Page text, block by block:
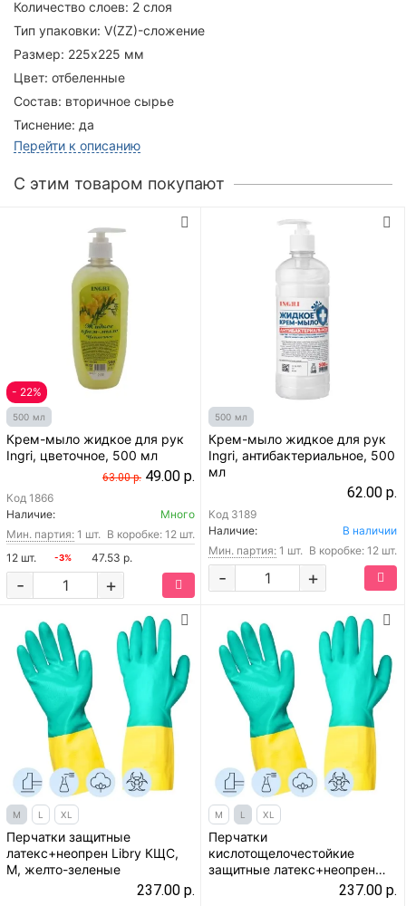
Количество слоев: 2 слоя
Тип упаковки: V(ZZ)-сложение
Размер: 225х225 мм
Цвет: отбеленные
Состав: вторичное сырье
Тиснение: да
Перейти к описанию
C этим товаром покупают
- 22%
500 мл
Крем-мыло жидкое для рук
Ingri, цветочное, 500 мл
63.00 р. 49.00 р.
Код 1866
Наличие:
Много
Мин. партия: 1 шт. В коробке: 12 шт.
12 шт.
-3% 47.53 р.
+
-
500 мл
Крем-мыло жидкое для рук
Ingri, антибактериальное, 500
мл
62.00 р.
Код 3189
Наличие:
В наличии
Мин. партия: 1 шт. В коробке: 12 шт.
+
-
M L XL
Перчатки защитные
латекс+неопрен Libry КЩС,
M, желто-зеленые
237.00 р.
M L XL
Перчатки
кислотощелочестойкие
защитные латекс+неопрен
Libry КЩС, L, желто-зеленые
237.00 р.